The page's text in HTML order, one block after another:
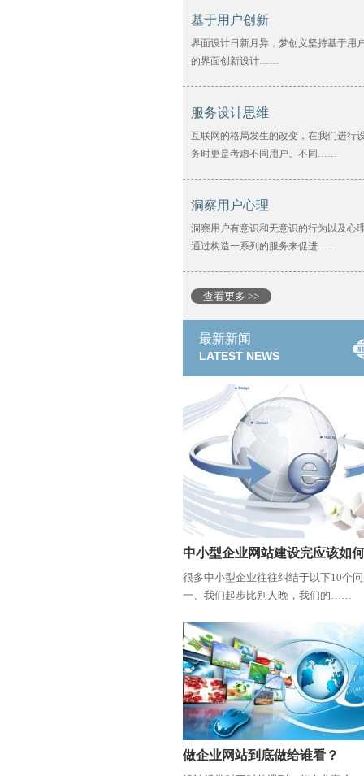
基于用户创新
界面设计日新月异，梦创义坚持基于用
的界面创新设计……
服务设计思维
互联网的格局发生的改变，在我们进行
务时更是考虑不同用户、不同……
洞察用户心理
洞察用户有意识和无意识的行为以及心
通过构造一系列的服务来促进……
查看更多 >>
最新新闻
LATEST NEWS
中小型企业网站建设完应该如
很多中小型企业往往纠结于以下10个
一、我们起步比别人晚，我们的……
做企业网站到底做给谁看？